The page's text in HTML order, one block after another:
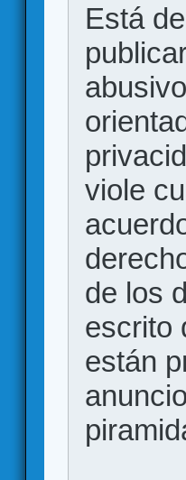
Está
viole
de los
escrito
están